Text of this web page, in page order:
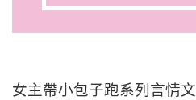
女主帶小包子跑系列言情文